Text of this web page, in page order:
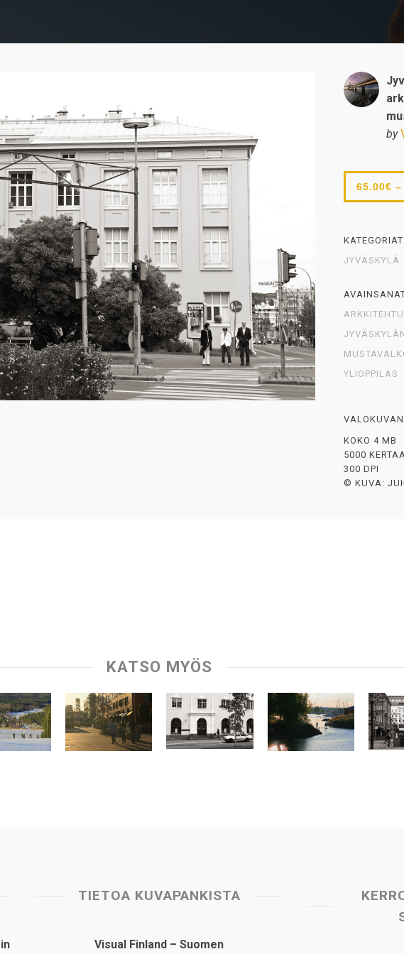
by
65.00€ –
KATEGORIAT
JYVÄSKYLÄ
YLIOPPILAS
KOKO 4 MB
5000
300 DPI
© KUVA:
KATSO MYÖS
TIETOA KUVAPANKISTA
Visual Finland – Suomen